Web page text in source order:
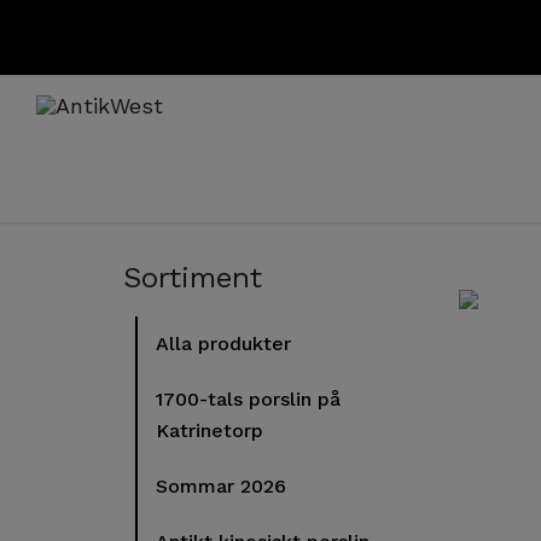
Sortiment
Alla produkter
1700-tals porslin på
Katrinetorp
Sommar 2026